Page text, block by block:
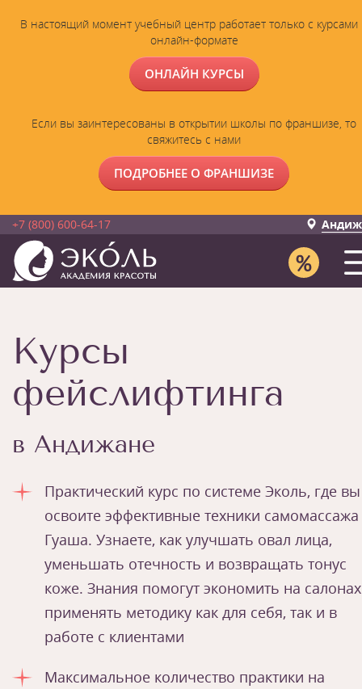
В настоящий момент учебный центр работает только с курсами
онлайн-формате
ОНЛАЙН КУРСЫ
Если вы заинтересованы в открытии школы по франшизе, то
свяжитесь с нами
ПОДРОБНЕЕ О ФРАНШИЗЕ
+7 (800) 600-64-17
Курсы
фейслифтинга
в Андижане
Практический курс по системе Эколь, где вы
освоите эффективные техники самомассажа
Гуаша. Узнаете, как улучшать овал лица,
уменьшать отечность и возвращать тонус
коже. Знания помогут экономить на
применять методику как для себя, так и в
работе с клиентами
Максимальное количество практики на